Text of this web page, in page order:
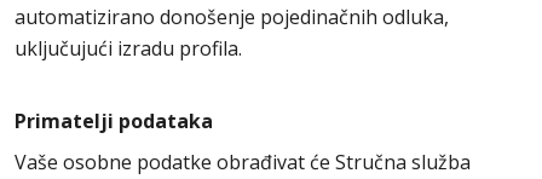
automatizirano donošenje pojedinačnih odluka,
uključujući izradu profila.
Primatelji podataka
Vaše osobne podatke obrađivat će Stručna služba